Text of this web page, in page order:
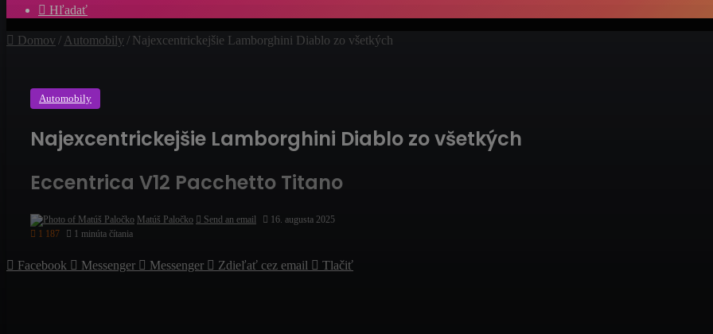
Hľadať
Domov / Automobily / Najexcentrickejšie Lamborghini Diablo zo všetkých
Automobily
Najexcentrickejšie Lamborghini Diablo zo všetkých
Eccentrica V12 Pacchetto Titano
Matúš Paločko Send an email
16. augusta 2025
1 187
1 minúta čítania
Facebook Messenger Messenger Zdieľať cez email Tlačiť